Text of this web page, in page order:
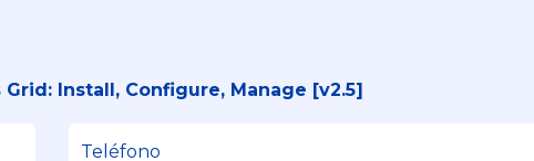
Install, Configure, Manage [v2.5]